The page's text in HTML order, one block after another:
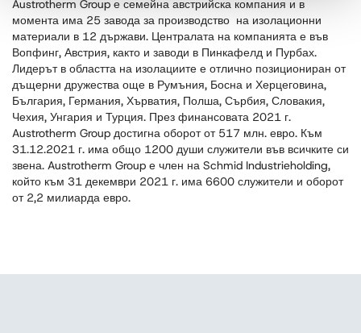
Austrotherm Group е семейна австрийска компания и в
момента има 25 завода за производство на изолационни
материали в 12 държави. Централата на компанията е във
Вопфинг, Австрия, както и заводи в Пинкафелд и Пурбах.
Лидерът в областта на изолациите е отлично позициониран от
дъщерни дружества още в Румъния, Босна и Херцеговина,
България, Германия, Хърватия, Полша, Сърбия, Словакия,
Чехия, Унгария и Турция. През финансовата 2021 г.
Austrotherm Group достигна оборот от 517 млн. евро. Към
31.12.2021 г. има общо 1200 души служители във всичките си
звена. Austrotherm Group е член на Schmid Industrieholding,
който към 31 декември 2021 г. има 6600 служители и оборот
от 2,2 милиарда евро.